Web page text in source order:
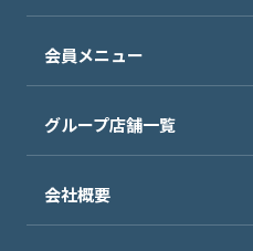
会員メニュー
グループ店舗一覧
会社概要